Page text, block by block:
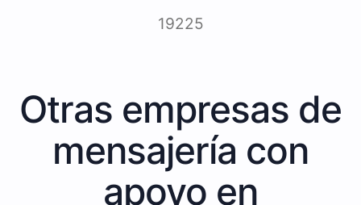
19225
Otras empresas de
mensajería con
apoyo en